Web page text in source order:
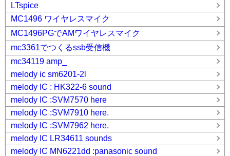
LTspice
MC1496 ワイヤレスマイク
MC1496PGでAMワイヤレスマイク
mc3361でつくるssb受信機
mc34119 amp_
melody ic sm6201-2l
melody IC : HK322-6 sound
melody IC :SVM7570 here
melody IC :SVM7910 here.
melody IC :SVM7962 here.
melody IC LR34611 sounds
melody IC MN6221dd :panasonic sound